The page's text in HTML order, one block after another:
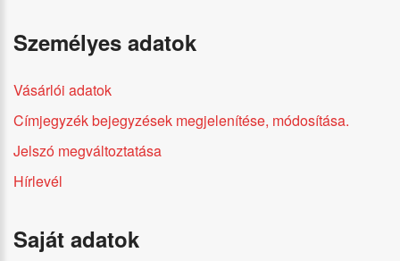
Személyes adatok
Vásárlói adatok
Címjegyzék bejegyzések megjelenítése, módosítása.
Jelszó megváltoztatása
Hírlevél
Saját adatok